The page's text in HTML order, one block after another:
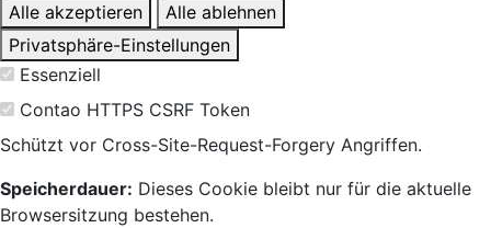
Alle akzeptieren
Alle ablehnen
Privatsphäre-Einstellungen
Essenziell
Contao HTTPS CSRF Token
Schützt vor Cross-Site-Request-Forgery Angriffen.
Speicherdauer: Dieses Cookie bleibt nur für die aktuelle
Browsersitzung bestehen.